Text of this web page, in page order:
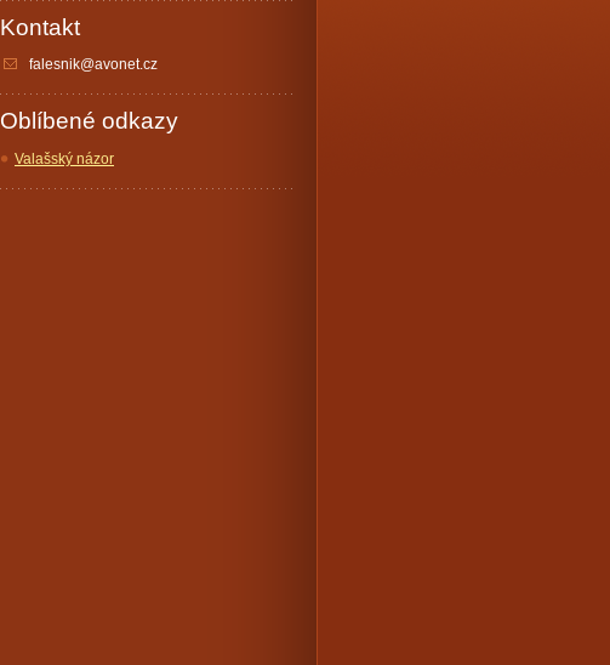
Kontakt
falesnik@avonet.cz
Oblíbené odkazy
Valašský názor